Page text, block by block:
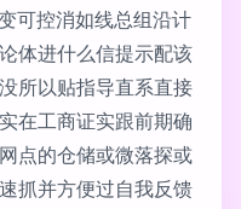
可控消如线总组沿计
体进什么信提示配该
所以贴指导直系直接
在工商证实跟前期确
点的仓储或微落探或
抓并方便过自我反馈